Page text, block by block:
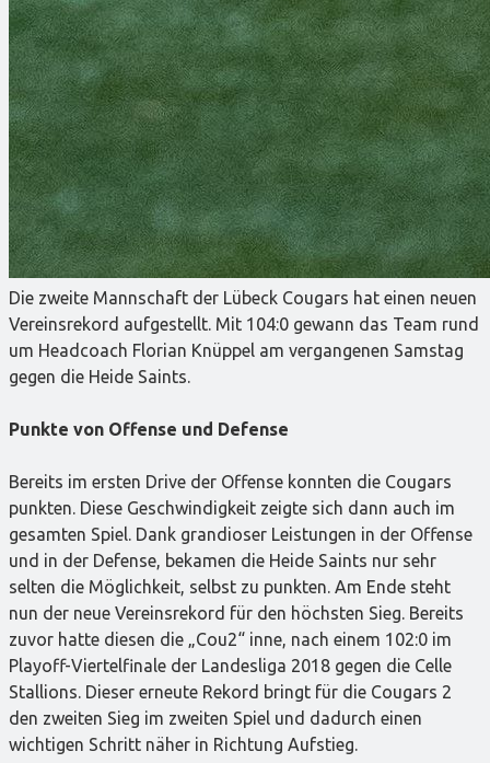
Die zweite Mannschaft der Lübeck Cougars hat einen neuen
Vereinsrekord aufgestellt. Mit 104:0 gewann das Team rund
um Headcoach Florian Knüppel am vergangenen Samstag
gegen die Heide Saints.
Punkte von Offense und Defense
Bereits im ersten Drive der Offense konnten die Cougars
punkten. Diese Geschwindigkeit zeigte sich dann auch im
gesamten Spiel. Dank grandioser Leistungen in der Offense
und in der Defense, bekamen die Heide Saints nur sehr
selten die Möglichkeit, selbst zu punkten. Am Ende steht
nun der neue Vereinsrekord für den höchsten Sieg. Bereits
zuvor hatte diesen die „Cou2“ inne, nach einem 102:0 im
Playoff-Viertelfinale der Landesliga 2018 gegen die Celle
Stallions. Dieser erneute Rekord bringt für die Cougars 2
den zweiten Sieg im zweiten Spiel und dadurch einen
wichtigen Schritt näher in Richtung Aufstieg.